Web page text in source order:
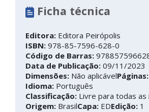
Ficha técnica
Editora: Editora Peirópolis
ISBN: 978-85-7596-628-0
Código de Barras:
Data de Publicação: 09/11/2023
Dimensões: Não aplicávelPáginas:
Idioma: Português
Classificação: Livre para todas as
Origem: BrasilCapa: EDEdição: 1